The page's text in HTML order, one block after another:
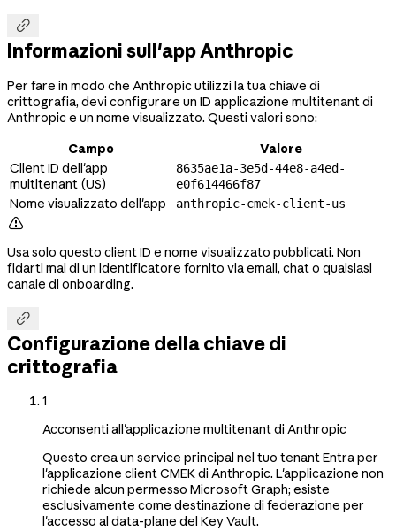

Informazioni sull'app Anthropic
Per fare in modo che Anthropic utilizzi la tua chiave di
crittografia, devi configurare un ID applicazione multitenant di
Anthropic e un nome visualizzato. Questi valori sono:
Campo
Valore
Client ID dell'app
multitenant (US)
8635ae1a-3e5d-44e8-a4ed-
e0f614466f87
Nome visualizzato dell'app anthropic-cmek-client-us

Usa solo questo client ID e nome visualizzato pubblicati. Non
fidarti mai di un identificatore fornito via email, chat o qualsiasi
canale di onboarding.

Configurazione della chiave di
crittografia
1
Acconsenti all'applicazione multitenant di Anthropic
Questo crea un service principal nel tuo tenant Entra per
l'applicazione client CMEK di Anthropic. L'applicazione non
richiede alcun permesso Microsoft Graph; esiste
esclusivamente come destinazione di federazione per
l'accesso al data-plane del Key Vault.